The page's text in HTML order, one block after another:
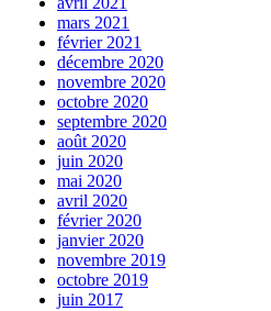
mars 2021
février 2021
décembre 2020
novembre 2020
octobre 2020
septembre 2020
août 2020
juin 2020
mai 2020
avril 2020
février 2020
janvier 2020
novembre 2019
octobre 2019
juin 2017